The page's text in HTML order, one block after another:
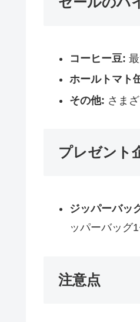
コーヒー豆:
ホールトマト
その他: さま
プレゼント
ジッパーバッ
ッパーバッグ
注意点